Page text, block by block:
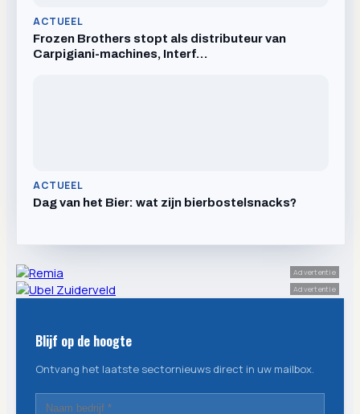
ACTUEEL
Frozen Brothers stopt als distributeur van
Carpigiani-machines, Interf…
ACTUEEL
Dag van het Bier: wat zijn bierbostelsnacks?
Advertentie
Advertentie
Blijf op de hoogte
Ontvang het laatste sectornieuws direct in uw mailbox.